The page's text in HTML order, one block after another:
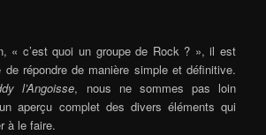
« c’est quoi un groupe de Rock ? », il est
répondre de manière simple et définitive.
l’Angoisse, nous ne sommes pas loin
aperçu complet des divers éléments qui
à le faire.